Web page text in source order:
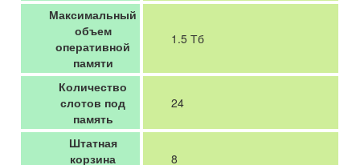
Максимальный
объем
оперативной
памяти
1.5 Тб
Количество
слотов под
память
24
Штатная
корзина
8